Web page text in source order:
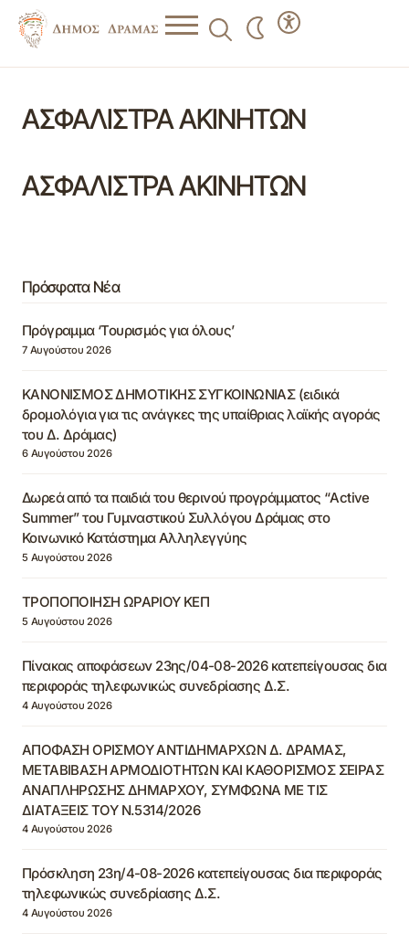
ΑΣΦΑΛΙΣΤΡΑ ΑΚΙΝΗΤΩΝ
ΑΣΦΑΛΙΣΤΡΑ ΑΚΙΝΗΤΩΝ
Πρόσφατα Νέα
Πρόγραμμα ‘Τουρισμός για όλους’
7 Αυγούστου 2026
ΚΑΝΟΝΙΣΜΟΣ ΔΗΜΟΤΙΚΗΣ ΣΥΓΚΟΙΝΩΝΙΑΣ (ειδικά
δρομολόγια για τις ανάγκες της υπαίθριας λαϊκής αγοράς
του Δ. Δράμας)
6 Αυγούστου 2026
Δωρεά από τα παιδιά του θερινού προγράμματος “Active
Summer” του Γυμναστικού Συλλόγου Δράμας στο
Κοινωνικό Κατάστημα Αλληλεγγύης
5 Αυγούστου 2026
ΤΡΟΠΟΠΟΙΗΣΗ ΩΡΑΡΙΟΥ ΚΕΠ
5 Αυγούστου 2026
Πίνακας αποφάσεων 23ης/04-08-2026 κατεπείγουσας δια
περιφοράς τηλεφωνικώς συνεδρίασης Δ.Σ.
4 Αυγούστου 2026
ΑΠΟΦΑΣΗ ΟΡΙΣΜΟΥ ΑΝΤΙΔΗΜΑΡΧΩΝ Δ. ΔΡΑΜΑΣ,
ΜΕΤΑΒΙΒΑΣΗ ΑΡΜΟΔΙΟΤΗΤΩΝ ΚΑΙ ΚΑΘΟΡΙΣΜΟΣ ΣΕΙΡΑΣ
ΑΝΑΠΛΗΡΩΣΗΣ ΔΗΜΑΡΧΟΥ, ΣΥΜΦΩΝΑ ΜΕ ΤΙΣ
ΔΙΑΤΑΞΕΙΣ ΤΟΥ Ν.5314/2026
4 Αυγούστου 2026
Πρόσκληση 23η/4-08-2026 κατεπείγουσας δια περιφοράς
τηλεφωνικώς συνεδρίασης Δ.Σ.
4 Αυγούστου 2026